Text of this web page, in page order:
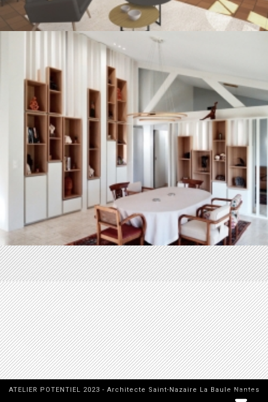
ATELIER POTENTIEL 2023 - Architecte Saint-Nazaire La Baule Nantes